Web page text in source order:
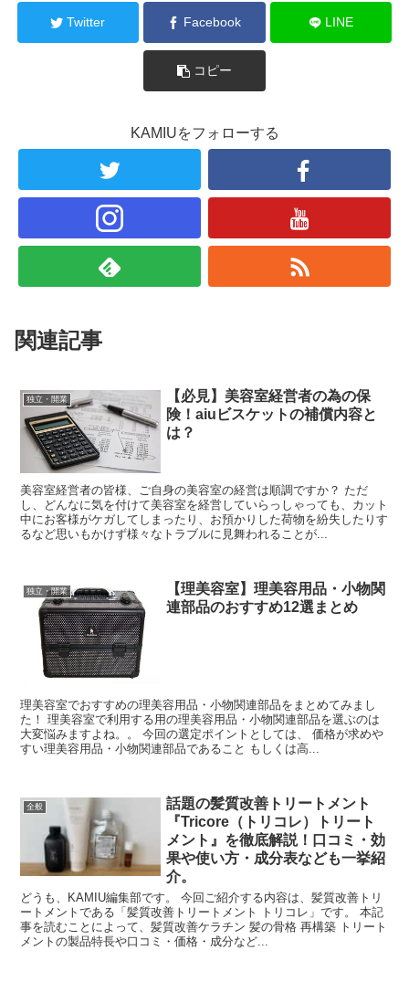
Twitter Facebook LINE
コピー
KAMIUをフォローする
関連記事
独立・開業
【必見】美容室経営者の為の保
険！aiuビスケットの補償内容と
は？
美容室経営者の皆様、ご自身の美容室の経営は順調ですか？ ただ
し、どんなに気を付けて美容室を経営していらっしゃっても、カット
中にお客様がケガしてしまったり、お預かりした荷物を紛失したりす
るなど思いもかけず様々なトラブルに見舞われることが...
独立・開業
【理美容室】理美容用品・小物関
連部品のおすすめ12選まとめ
理美容室でおすすめの理美容用品・小物関連部品をまとめてみまし
た！ 理美容室で利用する用の理美容用品・小物関連部品を選ぶのは
大変悩みますよね。。 今回の選定ポイントとしては、 価格が求めや
すい理美容用品・小物関連部品であること もしくは高...
全般
話題の髪質改善トリートメント
『Tricore（トリコレ）トリート
メント』を徹底解説！口コミ・効
果や使い方・成分表なども一挙紹
介。
どうも、KAMIU編集部です。 今回ご紹介する内容は、髪質改善トリ
ートメントである「髪質改善トリートメント トリコレ」です。 本記
事を読むことによって、髪質改善ケラチン 髪の骨格 再構築 トリート
メントの製品特長や口コミ・価格・成分など...